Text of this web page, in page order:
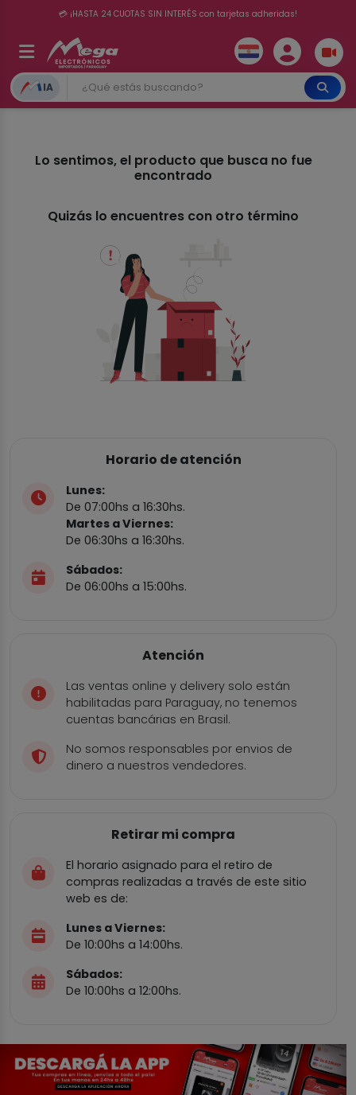
💳 ¡HASTA 24 CUOTAS SIN INTERÉS con tarjetas adheridas!
IA
Lo sentimos, el producto que busca no fue
encontrado
Quizás lo encuentres con otro término
Horario de atención
Lunes:
De 07:00hs a 16:30hs.
Martes a Viernes:
De 06:30hs a 16:30hs.
Sábados:
De 06:00hs a 15:00hs.
Atención
Las ventas online y delivery solo están
habilitadas para Paraguay, no tenemos
cuentas bancárias en Brasil.
No somos responsables por envios de
dinero a nuestros vendedores.
Retirar mi compra
El horario asignado para el retiro de
compras realizadas a través de este sitio
web es de:
Lunes a Viernes:
De 10:00hs a 14:00hs.
Sábados:
De 10:00hs a 12:00hs.